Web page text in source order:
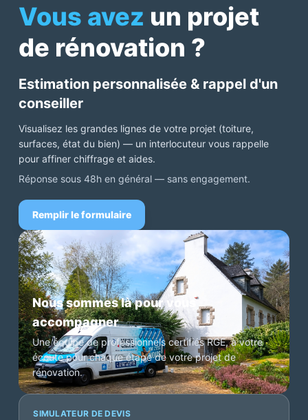
Vous avez un projet
de rénovation ?
Estimation personnalisée & rappel d'un
conseiller
Visualisez les grandes lignes de votre projet (toiture,
surfaces, état du bien) — un interlocuteur vous rappelle
pour affiner chiffrage et aides.
Réponse sous 48h en général — sans engagement.
Remplir le formulaire
Nous sommes là pour vous
accompagner
Une équipe de professionnels certifiés RGE, à votre
écoute pour chaque étape de votre projet de
rénovation.
SIMULATEUR DE DEVIS